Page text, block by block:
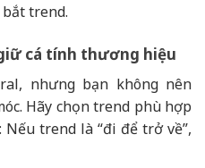
trend.
cá tính thương hiệu
nhưng bạn không nên
Hãy chọn trend phù hợp
Nếu trend là “đi để trở về”,